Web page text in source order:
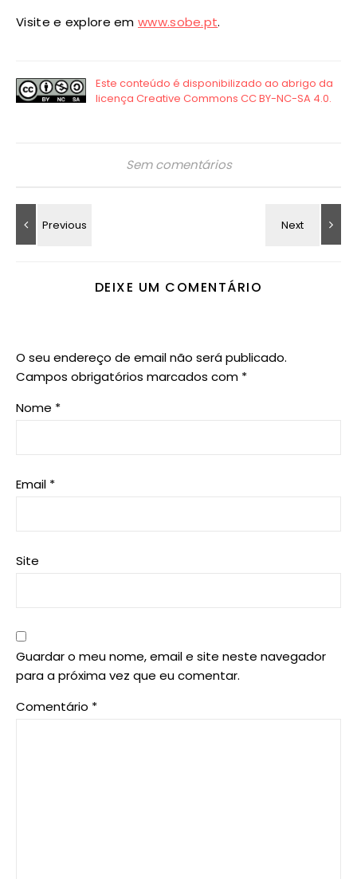
Visite e explore emwww.sobe.pt.
Sem comentários
DEIXE UM COMENTÁRIO
O seu endereço de email não será publicado.
Campos obrigatórios marcados com *
Nome *
Email *
Site
Guardar o meu nome, email e site neste navegador
para a próxima vez que eu comentar.
Comentário *